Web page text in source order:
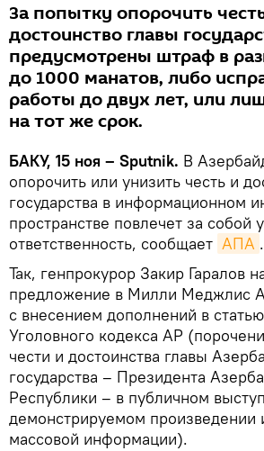
За попытку опорочить
достоинство главы
предусмотрены штраф в
до 1000 манатов, либо
работы до двух лет, или
на тот же срок.
БАКУ, 15 ноя – Sputnik. В
опорочить или унизить честь и
государства в информационном
пространстве повлечет за собой
ответственность, сообщает АПА .
Так, генпрокурор Закир Гаралов
предложение в Милли Меджлис
с внесением дополнений в
Уголовного кодекса АР
чести и достоинства главы
государства – Президента
Республики – в публичном
демонстрируемом произведении
массовой информации).